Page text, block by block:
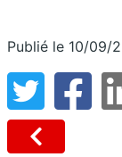
Publié le 10/09/